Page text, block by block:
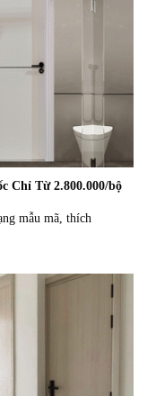
Chỉ Từ 2.800.000/bộ
mẫu mã, thích